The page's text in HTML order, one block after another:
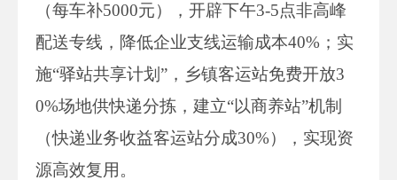
（每车补5000元），开辟下午3-5点非高峰
配送专线，降低企业支线运输成本40%；实
施“驿站共享计划”，乡镇客运站免费开放3
0%场地供快递分拣，建立“以商养站”机制
（快递业务收益客运站分成30%），实现资
源高效复用。